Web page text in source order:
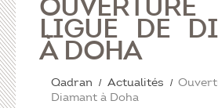
LIGUE DE
À DOHA
Qadran Actualités
Diamant à Doha